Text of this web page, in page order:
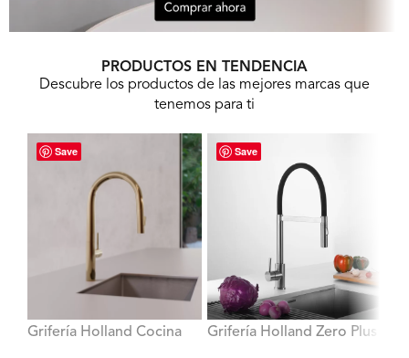
PRODUCTOS EN TENDENCIA
Descubre los productos de las mejores marcas que
tenemos para ti
Save
Grifería Holland Cocina
Save
Grifería Holland Zero Plus